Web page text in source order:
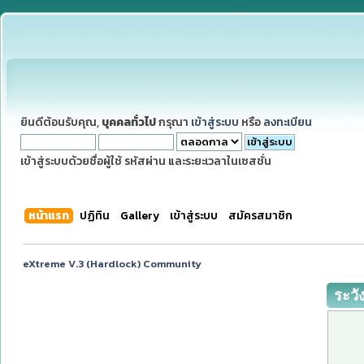
ยินดีต้อนรับคุณ, บุคคลทั่วไปกรุณา เข้าสู่ระบบ หรือ ลงทะเบียน
เข้าสู่ระบบด้วยชื่อผู้ใช้ รหัสผ่าน และระยะเวลาในเซสชั่น
หน้าแรก ปฏิทิน Gallery เข้าสู่ระบบ สมัครสมาชิก
eXtreme V.3 (Hardlock) Community
ระวั